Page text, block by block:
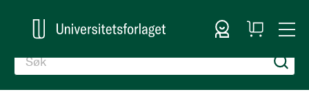
Logg inn
Handlekurv